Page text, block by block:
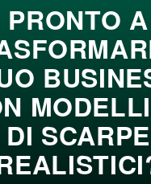
PRONTO A
DI SCARPE